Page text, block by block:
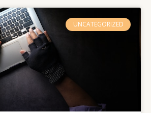
UNCATEGORIZED